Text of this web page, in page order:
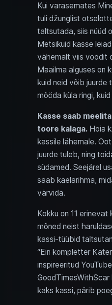
Kui varasemates
tuli džunglist
taltsutada, siis nüüd
Metsikuid kasse
vähemalt viis voodit
Maailma alguses on
kuid neid võib juurde
mööda küla ringi,
Kasse saab
toore kalaga. Hoia
kassile lähemale.
juurde tuleb, ning
südamed. Seejärel
saab kaelarihma,
värvida.
Kokku on 11 erinevat
mõned neist
kassi-tüübid
“Ein kompletter
inspireeritud
kaks kassi, pärib